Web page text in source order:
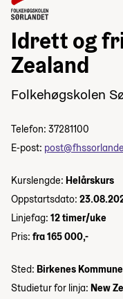
Idrett og
Zealand
Folkehøgskolen
Telefon: 37281100
E-post:
Kurslengde: Helårskurs
Oppstartsdato:
Linjefag: 12 timer/uke
Pris: fra 165 000,-
Sted: Birkenes Kommune
Studietur for linja: New